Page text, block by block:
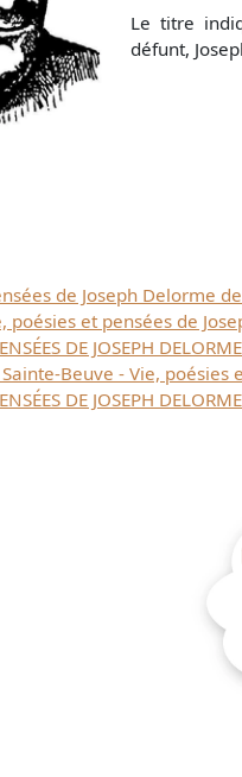
Le titre
défunt,
de Joseph Delorme
poésies et pensées de
DE JOSEPH
Beuve - Vie, poésies
DE JOSEPH